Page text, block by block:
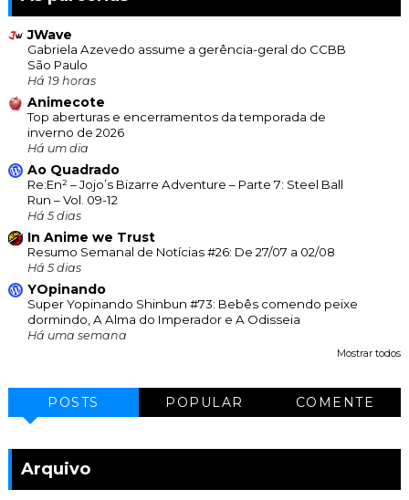
JWave
Gabriela Azevedo assume a gerência-geral do CCBB
São Paulo
Há 19 horas
Animecote
Top aberturas e encerramentos da temporada de
inverno de 2026
Há um dia
Ao Quadrado
Re:En² – Jojo’s Bizarre Adventure – Parte 7: Steel Ball
Run – Vol. 09-12
Há 5 dias
In Anime we Trust
Resumo Semanal de Notícias #26: De 27/07 a 02/08
Há 5 dias
YOpinando
Super Yopinando Shinbun #73: Bebês comendo peixe
dormindo, A Alma do Imperador e A Odisseia
Há uma semana
Mostrar todos
POSTS POPULAR COMENTE
Arquivo